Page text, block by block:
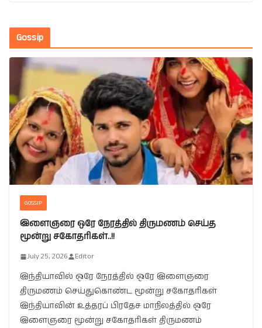
Gossip
GOSSIP
இளைஞரை ஒரே நேரத்தில் திருமணம் செய்த
மூன்று சகோதரிகள்..!!
July 25, 2026 Editor
இந்தியாவில் ஒரே நேரத்தில் ஒரே இளைஞரை
திருமணம் செய்துகொண்ட மூன்று சகோதரிகள்
இந்தியாவின் உத்தரப் பிரதேச மாநிலத்தில் ஒரே
இளைஞரை மூன்று சகோதரிகள் திருமணம்